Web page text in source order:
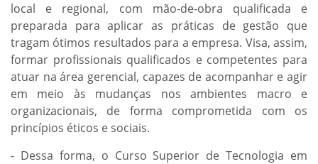
local e regional, com mão-de-obra qualificada e
preparada para aplicar as práticas de gestão que
tragam ótimos resultados para a empresa. Visa, assim,
formar profissionais qualificados e competentes para
atuar na área gerencial, capazes de acompanhar e agir
em meio às mudanças nos ambientes macro e
organizacionais, de forma comprometida com os
princípios éticos e sociais.
- Dessa forma, o Curso Superior de Tecnologia em